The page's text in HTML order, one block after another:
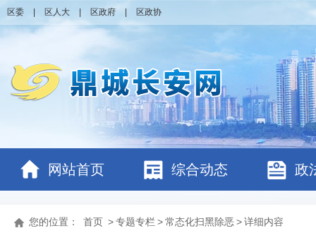
区委 区人大 区政府 区政协
网站首页 综合动态 政
您的位置： 首页 >专题专栏>常态化扫黑除恶>详细内容